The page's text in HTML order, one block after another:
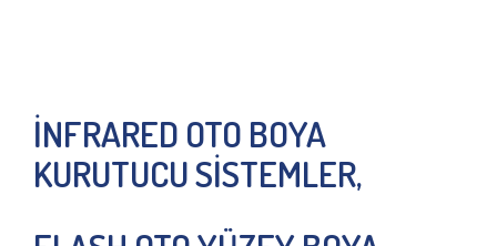
İNFRARED OTO BOYA
KURUTUCU SİSTEMLER,